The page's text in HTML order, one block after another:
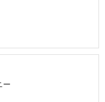
ー